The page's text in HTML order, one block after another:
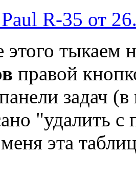
R-35 от
этого тыкаем
правой
задач
"удалить с
эта